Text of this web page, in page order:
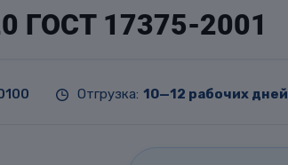
ГОСТ 17375-2001
Отгрузка: 10—12 рабочих дней